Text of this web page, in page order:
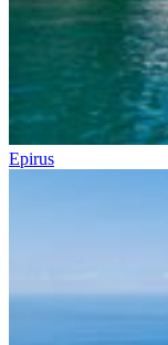
Epirus